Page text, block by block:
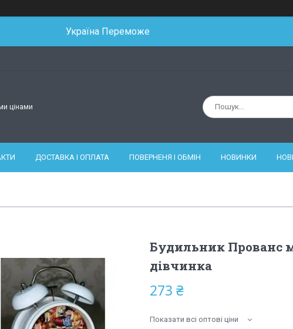
Україна Переможе
цінами
ДОСТАВКА І ОПЛАТА ПОВЕРНЕНЯ І ОБМІН НОВИНКИ
Будильник Прованс
дівчинка
273 ₴
Показати всі оптові ціни